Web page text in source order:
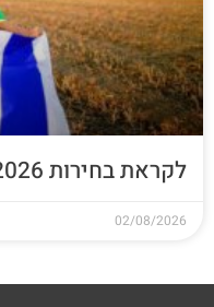
לקראת בחירות 2026
02/08/2026